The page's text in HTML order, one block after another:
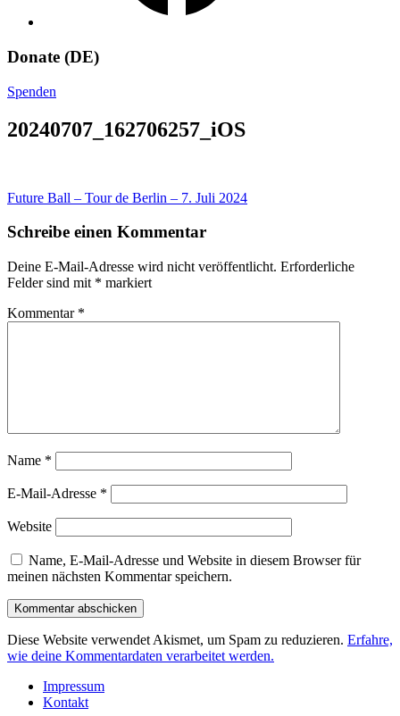
Donate (DE)
Spenden
20240707_162706257_iOS
Beitragsnavigation
Future Ball – Tour de Berlin – 7. Juli 2024
Schreibe einen Kommentar
Deine E-Mail-Adresse wird nicht veröffentlicht. Erforderliche
Felder sind mit * markiert
Kommentar *
Name *
E-Mail-Adresse *
Website
Name, E-Mail-Adresse und Website in diesem Browser für
meinen nächsten Kommentar speichern.
Diese Website verwendet Akismet, um Spam zu reduzieren. Erfahre,
wie deine Kommentardaten verarbeitet werden.
Impressum
Kontakt